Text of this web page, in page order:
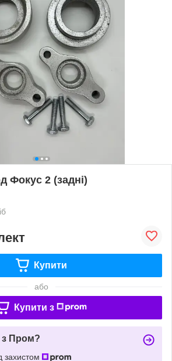
Фокус 2 (задні)
Купити
або
Купити з
з Пром?
захистом